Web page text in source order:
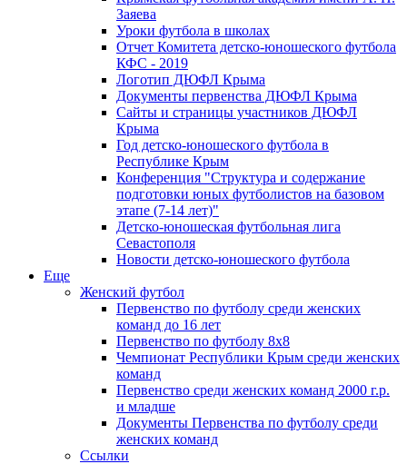
Заяева
Уроки футбола в школах
Отчет Комитета детско-юношеского футбола
КФС - 2019
Логотип ДЮФЛ Крыма
Документы первенства ДЮФЛ Крыма
Сайты и страницы участников ДЮФЛ
Крыма
Год детско-юношеского футбола в
Республике Крым
Конференция "Структура и содержание
подготовки юных футболистов на базовом
этапе (7-14 лет)"
Детско-юношеская футбольная лига
Севастополя
Новости детско-юношеского футбола
Еще
Женский футбол
Первенство по футболу среди женских
команд до 16 лет
Первенство по футболу 8х8
Чемпионат Республики Крым среди женских
команд
Первенство среди женских команд 2000 г.р.
и младше
Документы Первенства по футболу среди
женских команд
Ссылки